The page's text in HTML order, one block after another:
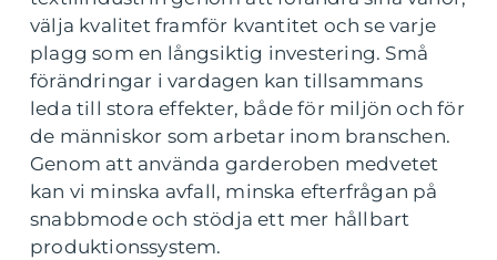
välja kvalitet framför kvantitet och se varje
plagg som en långsiktig investering. Små
förändringar i vardagen kan tillsammans
leda till stora effekter, både för miljön och för
de människor som arbetar inom branschen.
Genom att använda garderoben medvetet
kan vi minska avfall, minska efterfrågan på
snabbmode och stödja ett mer hållbart
produktionssystem.